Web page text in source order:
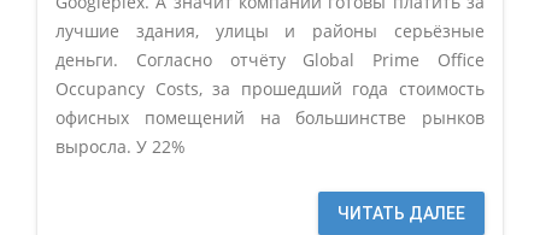
лучшие здания, улицы и районы серьёзные
деньги. Согласно отчёту Global Prime Office
Occupancy Costs, за прошедший года стоимость
офисных помещений на большинстве рынков
выросла. У 22%
ЧИТАТЬ ДАЛЕЕ